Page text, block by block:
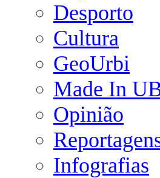
Desporto
Cultura
GeoUrbi
Made In
Opinião
Infografias